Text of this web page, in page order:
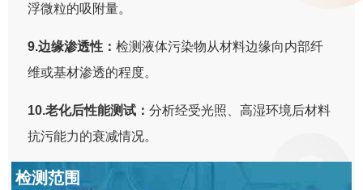
浮微粒的吸附量。
9.边缘渗透性：检测液体污染物从材料边缘向内部纤
维或基材渗透的程度。
10.老化后性能测试：分析经受光照、高湿环境后材料
抗污能力的衰减情况。
检测范围